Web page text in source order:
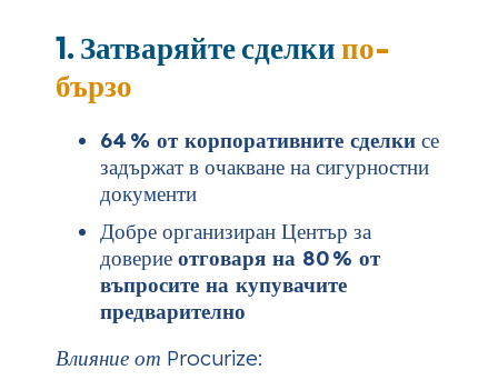
1. Затваряйте сделкипо-
бързо
64 % от корпоративните сделки се
задържат в очакване на сигурностни
документи
Добре организиран Център за
доверие отговаря на 80 % от
въпросите на купувачите
предварително
Влияние от Procurize: